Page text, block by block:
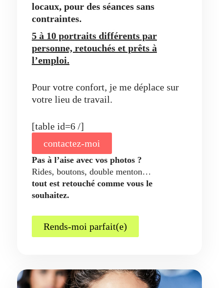
locaux, pour des séances sans
contraintes.
5 à 10 portraits différents par
personne, retouchés et prêts à
l’emploi.
Pour votre confort, je me déplace sur
votre lieu de travail.
[table id=6 /]
contactez-moi
Pas à l’aise avec vos photos ?
Rides, boutons, double menton…
tout est retouché comme vous le
souhaitez.
Rends-moi parfait(e)